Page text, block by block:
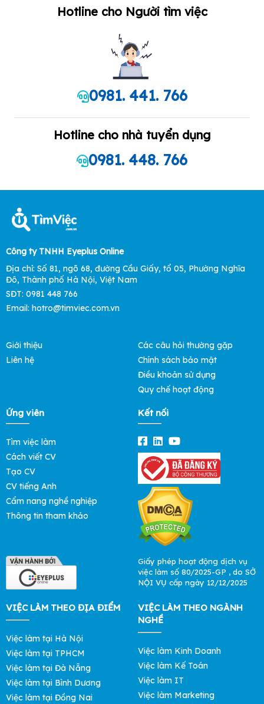
Hotline cho Người tìm việc
0981. 441. 766
Hotline cho nhà tuyển dụng
0981. 448. 766
Công ty TNHH Eyeplus Online
Địa chỉ: Số 81, ngõ 68, đường Cầu Giấy, tổ 05, Phường Nghĩa
Đô, Thành phố Hà Nội, Việt Nam
SĐT: 0981 448 766
Email: hotro@timviec.com.vn
Giới thiệu
Liên hệ
Các câu hỏi thường gặp
Chính sách bảo mật
Điều khoản sử dụng
Quy chế hoạt động
Ứng viên
Tìm việc làm
Cách viết CV
Tạo CV
CV tiếng Anh
Cẩm nang nghề nghiệp
Thông tin tham khảo
Kết nối
Giấy phép hoạt động dịch vụ
việc làm số 80/2025-GP , do SỞ
NỘI VỤ cấp ngày 12/12/2025
VIỆC LÀM THEO ĐỊA ĐIỂM
Việc làm tại Hà Nội
Việc làm tại TPHCM
Việc làm tại Đà Nẵng
Việc làm tại Bình Dương
Việc làm tại Đồng Nai
VIỆC LÀM THEO NGÀNH
NGHỀ
Việc làm Kinh Doanh
Việc làm Kế Toán
Việc làm IT
Việc làm Marketing